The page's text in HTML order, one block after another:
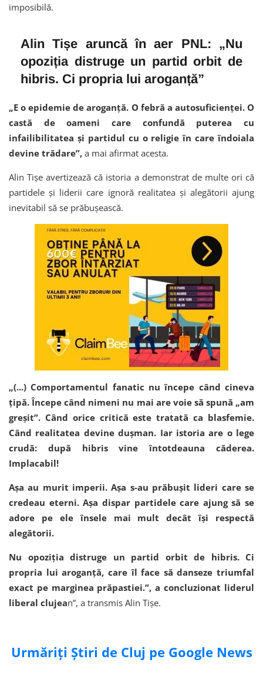
imposibilă.
Alin Tișe aruncă în aer PNL: „Nu
opoziția distruge un partid orbit de
hibris. Ci propria lui aroganță”
„E o epidemie de aroganță. O febră a autosuficienței. O
castă de oameni care confundă puterea cu
infailibilitatea și partidul cu o religie în care îndoiala
devine trădare”, a mai afirmat acesta.
Alin Tișe avertizează că istoria a demonstrat de multe ori că
partidele și liderii care ignoră realitatea și alegătorii ajung
inevitabil să se prăbușească.
„(...) Comportamentul fanatic nu începe când cineva
țipă. Începe când nimeni nu mai are voie să spună „am
greșit”. Când orice critică este tratată ca blasfemie.
Când realitatea devine dușman. Iar istoria are o lege
crudă: după hibris vine întotdeauna căderea.
Implacabil!
Așa au murit imperii. Așa s-au prăbușit lideri care se
credeau eterni. Așa dispar partidele care ajung să se
adore pe ele însele mai mult decât își respectă
alegătorii.
Nu opoziția distruge un partid orbit de hibris. Ci
propria lui aroganță, care îl face să danseze triumfal
exact pe marginea prăpastiei.”, a concluzionat liderul
liberal clujean”, a transmis Alin Tișe.
Urmăriți Știri de Cluj pe Google News